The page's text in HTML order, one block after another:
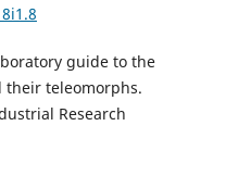
guide to the
their teleomorphs.
Research